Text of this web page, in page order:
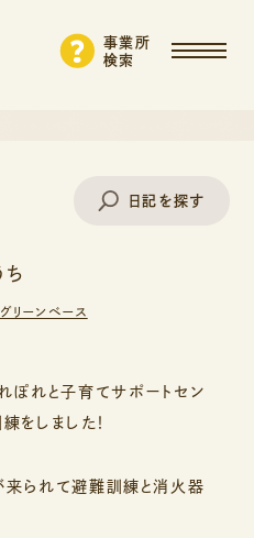
事業所
検索
日記を探す
リーンベース
ぽれと子育てサポートセン
をしました！
来られて避難訓練と消火器